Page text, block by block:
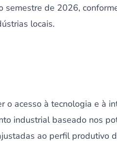
semestre de 2026,
locais.
o acesso à tecnologia e à
industrial baseado nos
ao perfil produtivo